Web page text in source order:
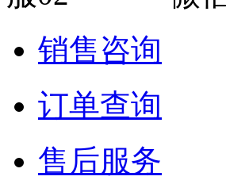
销售咨询
订单查询
售后服务